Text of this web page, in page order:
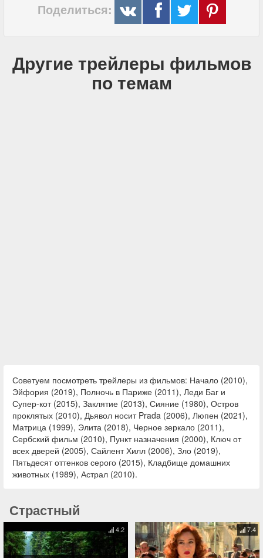
Поделиться:
Другие трейлеры фильмов
по темам
Советуем посмотреть трейлеры из фильмов: Начало (2010),
Эйфория (2019), Полночь в Париже (2011), Леди Баг и
Супер-кот (2015), Заклятие (2013), Сияние (1980), Остров
проклятых (2010), Дьявол носит Prada (2006), Люпен (2021),
Матрица (1999), Элита (2018), Черное зеркало (2011),
Сербский фильм (2010), Пункт назначения (2000), Ключ от
всех дверей (2005), Сайлент Хилл (2006), Зло (2019),
Пятьдесят оттенков серого (2015), Кладбище домашних
животных (1989), Астрал (2010).
Страстный
4.2 7.4